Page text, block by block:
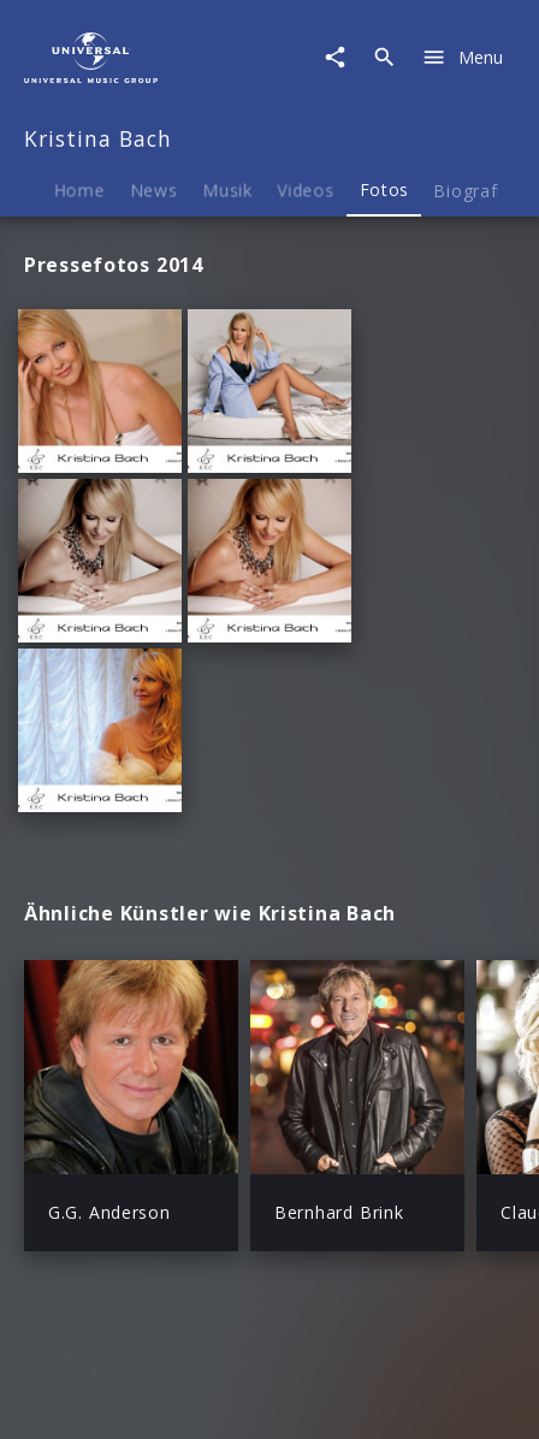
Fotos
Menu
Kristina Bach
Home News Musik Videos Fotos Biografie
Pressefotos 2014
Ähnliche Künstler wie Kristina Bach
G.G. Anderson Bernhard Brink